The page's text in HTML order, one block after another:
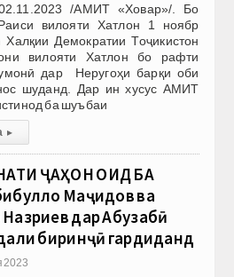
/АМИТ «Ховар»/. Бо
вилояти Хатлон 1 ноябр
Халқии Демократии Тоҷикистон
вилояти Хатлон бо рафти
дар Неругоҳи барқи оби
шуданд. Дар ин хусус АМИТ
ба шуъбаи
▸
ҶАҲОН ОИД БА
Маҷидов ва
дар Абузабӣ
биринҷӣ гардиданд
2023